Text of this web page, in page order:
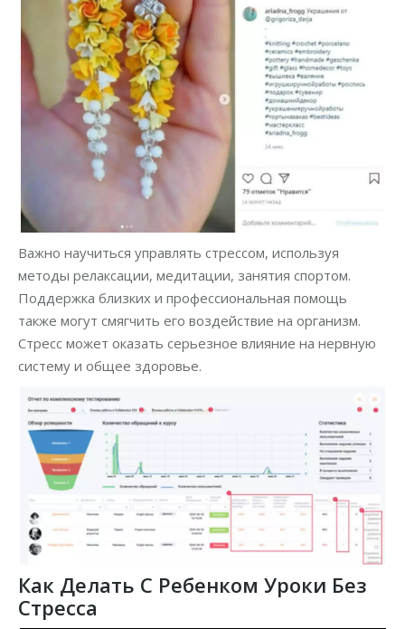
Важно научиться управлять стрессом, используя
методы релаксации, медитации, занятия спортом.
Поддержка близких и профессиональная помощь
также могут смягчить его воздействие на организм.
Стресс может оказать серьезное влияние на нервную
систему и общее здоровье.
Как Делать С Ребенком Уроки Без
Стресса